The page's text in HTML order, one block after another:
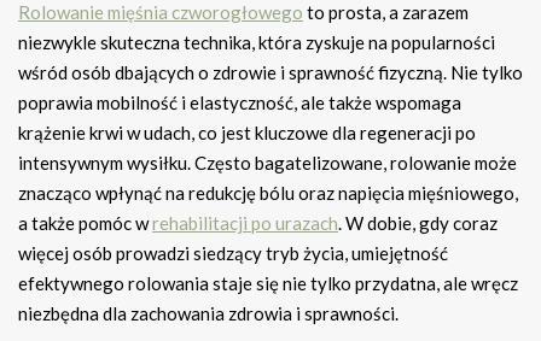
Rolowanie mięśnia czworogłowego to prosta, a zarazem
niezwykle skuteczna technika, która zyskuje na popularności
wśród osób dbających o zdrowie i sprawność fizyczną. Nie tylko
poprawia mobilność i elastyczność, ale także wspomaga
krążenie krwi w udach, co jest kluczowe dla regeneracji po
intensywnym wysiłku. Często bagatelizowane, rolowanie może
znacząco wpłynąć na redukcję bólu oraz napięcia mięśniowego,
a także pomóc wrehabilitacji po urazach. W dobie, gdy coraz
więcej osób prowadzi siedzący tryb życia, umiejętność
efektywnego rolowania staje się nie tylko przydatna, ale wręcz
niezbędna dla zachowania zdrowia i sprawności.